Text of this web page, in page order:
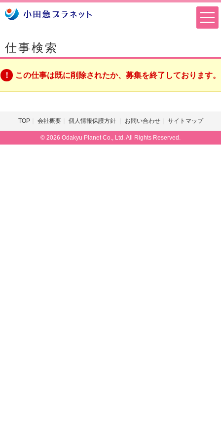
仕事検索
この仕事は既に削除されたか、募集を終了しております。
TOP 会社概要 個人情報保護方針 お問い合わせ サイトマップ
© 2026 Odakyu Planet Co., Ltd. All Rights Reserved.